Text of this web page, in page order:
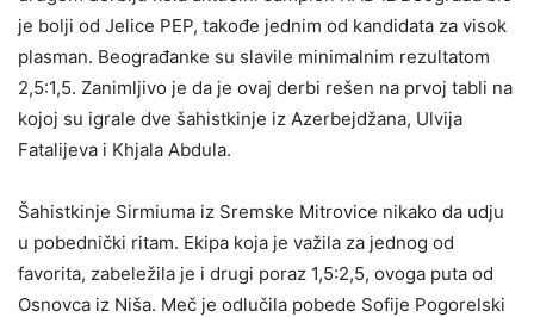
je bolji od Jelice PEP, takođe jednim od kandidata za visok
plasman. Beograđanke su slavile minimalnim rezultatom
2,5:1,5. Zanimljivo je da je ovaj derbi rešen na prvoj tabli na
kojoj su igrale dve šahistkinje iz Azerbejdžana, Ulvija
Fatalijeva i Khjala Abdula.
Šahistkinje Sirmiuma iz Sremske Mitrovice nikako da udju
u pobednički ritam. Ekipa koja je važila za jednog od
favorita, zabeležila je i drugi poraz 1,5:2,5, ovoga puta od
Osnovca iz Niša. Meč je odlučila pobede Sofije Pogorelski